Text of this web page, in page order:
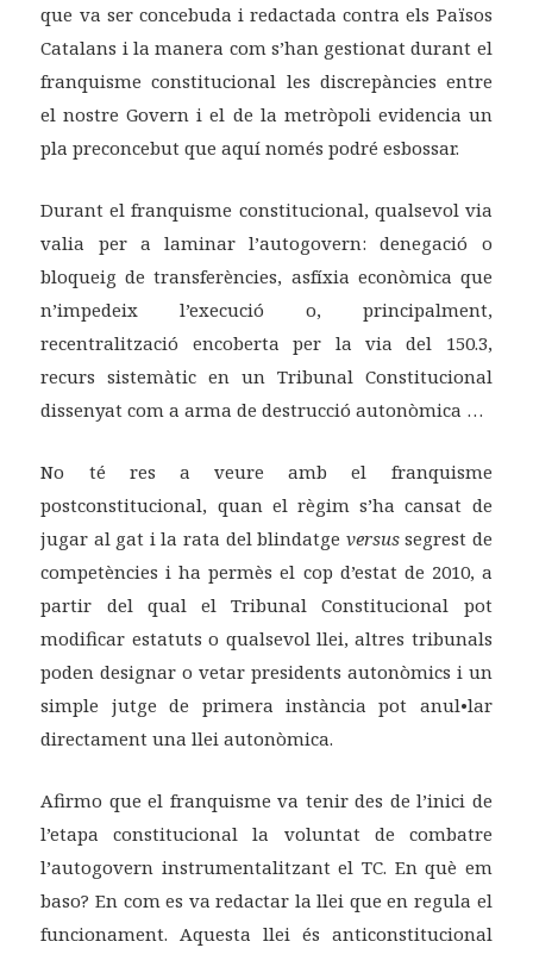
que va ser concebuda i redactada contra els Països
Catalans i la manera com s’han gestionat durant el
franquisme constitucional les discrepàncies entre
el nostre Govern i el de la metròpoli evidencia un
pla preconcebut que aquí només podré esbossar.
Durant el franquisme constitucional, qualsevol via
valia per a laminar l’autogovern: denegació o
bloqueig de transferències, asfíxia econòmica que
n’impedeix l’execució o, principalment,
recentralització encoberta per la via del 150.3,
recurs sistemàtic en un Tribunal Constitucional
dissenyat com a arma de destrucció autonòmica …
No té res a veure amb el franquisme
postconstitucional, quan el règim s’ha cansat de
jugar al gat i la rata del blindatge versussegrest de
competències i ha permès el cop d’estat de 2010, a
partir del qual el Tribunal Constitucional pot
modificar estatuts o qualsevol llei, altres tribunals
poden designar o vetar presidents autonòmics i un
simple jutge de primera instància pot anul•lar
directament una llei autonòmica.
Afirmo que el franquisme va tenir des de l’inici de
l’etapa constitucional la voluntat de combatre
l’autogovern instrumentalitzant el TC. En què em
baso? En com es va redactar la llei que en regula el
funcionament. Aquesta llei és anticonstitucional